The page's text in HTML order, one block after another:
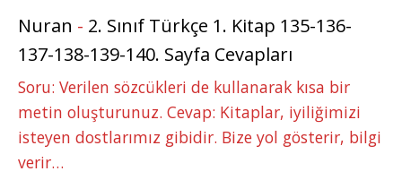
Nuran - 2. Sınıf Türkçe 1. Kitap 135-136-
137-138-139-140. Sayfa Cevapları
Soru: Verilen sözcükleri de kullanarak kısa bir
metin oluşturunuz. Cevap: Kitaplar, iyiliğimizi
isteyen dostlarımız gibidir. Bize yol gösterir, bilgi
verir…